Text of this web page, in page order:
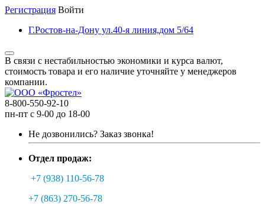
Регистрация Войти
Г.Ростов-на-Дону ул.40-я линия,дом 5/64
В связи с нестабильностью экономики и курса валют,
стоимость товара и его наличие уточняйте у менеджеров
компании.
8-800-550-92-10
пн-пт с 9-00 до 18-00
Не дозвонились? Заказ звонка!
Отдел продаж:
+7 (938) 110-56-78
+7 (863) 270-56-78